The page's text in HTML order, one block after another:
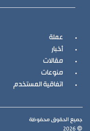
عملة
أخبار
مقالات
منوعات
اتفاقية المستخدم
جميع الحقوق محفوظة
© 2026